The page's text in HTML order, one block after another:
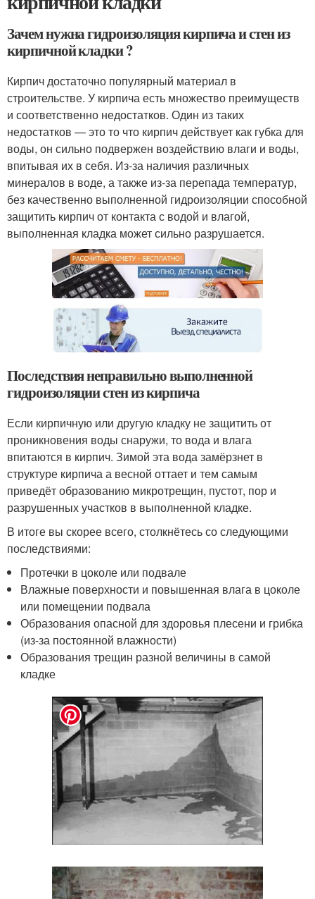
Зачем нужна гидроизоляция кирпича и стен из
кирпичной кладки ?
Кирпич достаточно популярный материал в
строительстве. У кирпича есть множество преимуществ
и соответственно недостатков. Один из таких
недостатков — это то что кирпич действует как губка для
воды, он сильно подвержен воздействию влаги и воды,
впитывая их в себя. Из-за наличия различных
минералов в воде, а также из-за перепада температур,
без качественно выполненной гидроизоляции способной
защитить кирпич от контакта с водой и влагой,
выполненная кладка может сильно разрушается.
Последствия неправильно выполненной
гидроизоляции стен из кирпича
Если кирпичную или другую кладку не защитить от
проникновения воды снаружи, то вода и влага
впитаются в кирпич. Зимой эта вода замёрзнет в
структуре кирпича а весной оттает и тем самым
приведёт образованию микротрещин, пустот, пор и
разрушенных участков в выполненной кладке.
В итоге вы скорее всего, столкнётесь со следующими
последствиями:
Протечки в цоколе или подвале
Влажные поверхности и повышенная влага в цоколе
или помещении подвала
Образования опасной для здоровья плесени и грибка
(из-за постоянной влажности)
Образования трещин разной величины в самой
кладке